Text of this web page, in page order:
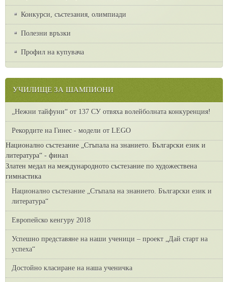
Конкурси, състезания, олимпиади
Полезни връзки
Профил на купувача
УЧИЛИЩЕ ЗА ШАМПИОНИ
„Нежни тайфуни“ от 137 СУ отвяха волейболната конкуренция!
Рекордите на Гинес - модели от LEGO
Национално състезание „Стъпала на знанието. Български език и
литература“ - финал
Златен медал на международното състезание по художествена
гимнастика
Национално състезание „Стъпала на знанието. Български език и
литература“
Европейско кенгуру 2018
Успешно представяне на наши ученици – проект „Дай старт на
успеха“
Достойно класиране на наша ученичка